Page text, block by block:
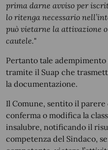
prima darne avviso per
lo ritenga necessario
può vietarne la attivazione
cautele."
Pertanto tale
tramite il Suap che
la documentazione.
Il Comune, sentito il parere
conferma o modifica la
insalubre, notificando il
competenza del Sindaco,